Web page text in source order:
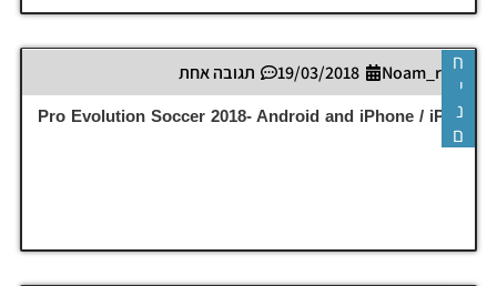
Noam_r
19/03/2018 תגובה אחת
Pro Evolution Soccer 2018- Android and iPhone / iPad
ח
י
נ
ם